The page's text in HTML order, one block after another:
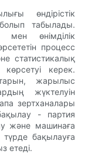
өндірістік
болып табылады.
өнімділік
процесс
статистикалық
керек.
жарылыс
жүктелуін
зертханалары
- партия
және машинаға
бақылауға
етеді.